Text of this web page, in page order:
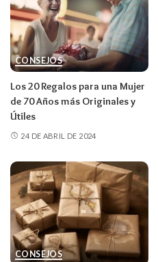
CONSEJOS
Los 20 Regalos para una Mujer
de 70 Años más Originales y
Útiles
24 DE ABRIL DE 2024
CONSEJOS